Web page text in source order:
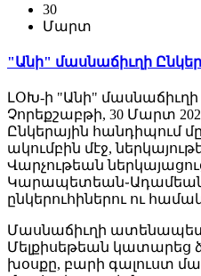
30
Մարտ
"Անի" մասնաճիւղի
ԼՕԽ-ի "Անի" մասնաճիւղի
Չորեքշաբթի, 30 Մարտ
Ընկերային հանդիպում
ակումբին մէջ,
Վարչութեան
Կարապետեան֊Ադամեանի
ընկերուհիներու ու
Մասնաճիւղի
Մելքիսեթեան կատարեց
խօսքը, բարի գալուստ